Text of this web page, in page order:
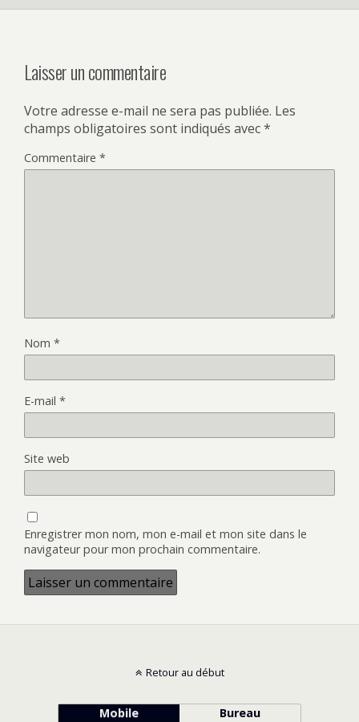
Laisser un commentaire
Votre adresse e-mail ne sera pas publiée. Les
champs obligatoires sont indiqués avec*
Commentaire *
Nom *
E-mail *
Site web
Enregistrer mon nom, mon e-mail et mon site dans le
navigateur pour mon prochain commentaire.
Retour au début
Mobile Bureau